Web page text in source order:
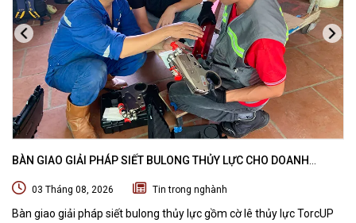
BÀN GIAO GIẢI PHÁP SIẾT BULONG THỦY LỰC CHO DOANH
NGHIỆP CHUYÊN BẢO TRÌ VÀ THI CÔNG CÁC DỰ ÁN OFFSHORE
03 Tháng 08, 2026 Tin trong nghành
Bàn giao giải pháp siết bulong thủy lực gồm cờ lê thủy lực TorcUP